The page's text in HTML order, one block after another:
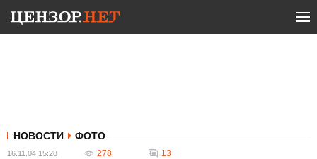
НОВОСТИ ФОТО
16.11.04 15:28 278 13